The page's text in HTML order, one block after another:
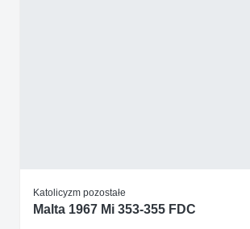
Katolicyzm pozostałe
Malta 1967 Mi 353-355 FDC